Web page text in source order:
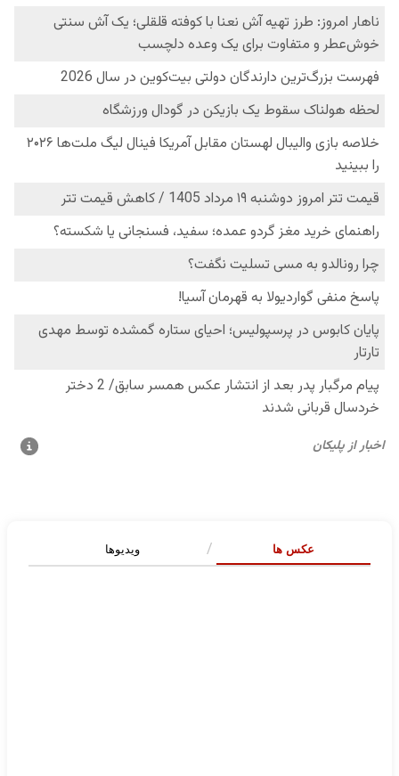
عکس ها ویدیوها